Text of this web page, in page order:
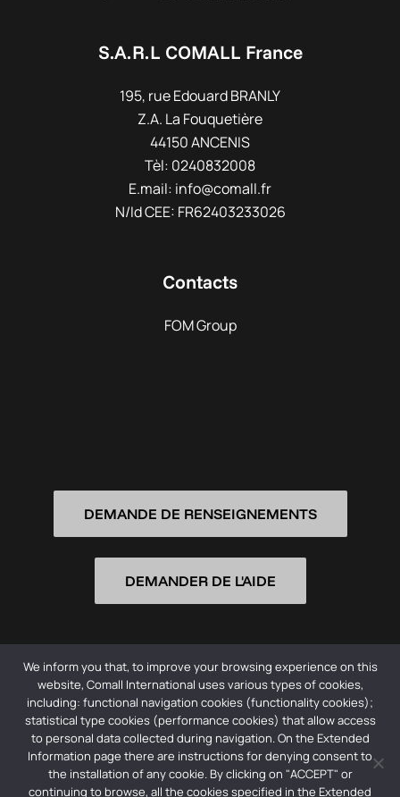
S.A.R.L COMALL France
195, rue Edouard BRANLY
Z.A. La Fouquetière
44150 ANCENIS
Tèl: 0240832008
E.mail: info@comall.fr
N/Id CEE: FR62403233026
Contacts
FOM Group
DEMANDE DE RENSEIGNEMENTS
DEMANDER DE L'AIDE
© 2026 Comall International Srl -Privacy Policy
Società con socio unico | Registro imprese CCIIA dell’
Emilia: 01356590354 | REA: RE – 179487 | Capitale
We inform you that, to improve your browsing experience on this
website, Comall International uses various types of cookies,
including: functional navigation cookies (functionality cookies);
statistical type cookies (performance cookies) that allow access
to personal data collected during navigation. On the Extended
Information page there are instructions for denying consent to
the installation of any cookie. By clicking on "ACCEPT" or
continuing to browse, all the cookies specified in the Extended